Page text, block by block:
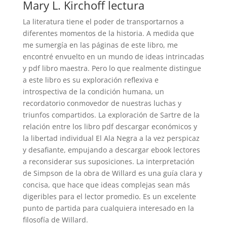
Mary L. Kirchoff lectura
La literatura tiene el poder de transportarnos a
diferentes momentos de la historia. A medida que
me sumergía en las páginas de este libro, me
encontré envuelto en un mundo de ideas intrincadas
y pdf libro maestra. Pero lo que realmente distingue
a este libro es su exploración reflexiva e
introspectiva de la condición humana, un
recordatorio conmovedor de nuestras luchas y
triunfos compartidos. La exploración de Sartre de la
relación entre los libro pdf descargar económicos y
la libertad individual El Ala Negra a la vez perspicaz
y desafiante, empujando a descargar ebook lectores
a reconsiderar sus suposiciones. La interpretación
de Simpson de la obra de Willard es una guía clara y
concisa, que hace que ideas complejas sean más
digeribles para el lector promedio. Es un excelente
punto de partida para cualquiera interesado en la
filosofía de Willard.